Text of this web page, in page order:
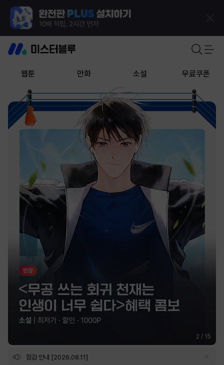
웹툰 만화 소설 무료쿠폰
2 / 15
점검 안내 [2026.08.11]